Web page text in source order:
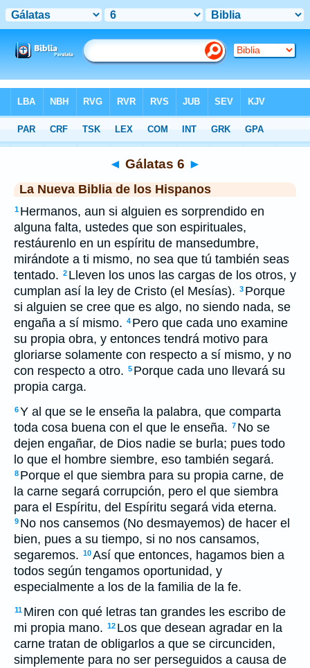
>NBLH > Gálatas 6
◄ Gálatas 6 ►
La Nueva Biblia de los Hispanos
1 Hermanos, aun si alguien es sorprendido en
alguna falta, ustedes que son espirituales,
restáurenlo en un espíritu de mansedumbre,
mirándote a ti mismo, no sea que tú también seas
tentado. 2 Lleven los unos las cargas de los otros, y
cumplan así la ley de Cristo (el Mesías). 3 Porque
si alguien se cree que es algo, no siendo nada, se
engaña a sí mismo. 4 Pero que cada uno examine
su propia obra, y entonces tendrá motivo para
gloriarse solamente con respecto a sí mismo, y no
con respecto a otro. 5 Porque cada uno llevará su
propia carga.
6Y al que se le enseña la palabra, que comparta
toda cosa buena con el que le enseña. 7 No se
dejen engañar, de Dios nadie se burla; pues todo
lo que el hombre siembre, eso también segará.
8 Porque el que siembra para su propia carne, de
la carne segará corrupción, pero el que siembra
para el Espíritu, del Espíritu segará vida eterna.
9 No nos cansemos (No desmayemos) de hacer el
bien, pues a su tiempo, si no nos cansamos,
segaremos. 10Así que entonces, hagamos bien a
todos según tengamos oportunidad, y
especialmente a los de la familia de la fe.
11 Miren con qué letras tan grandes les escribo de
mi propia mano. 12 Los que desean agradar en la
carne tratan de obligarlos a que se circunciden,
simplemente para no ser perseguidos a causa de